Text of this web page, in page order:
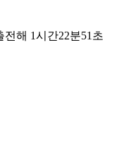
해 1시간22분51초